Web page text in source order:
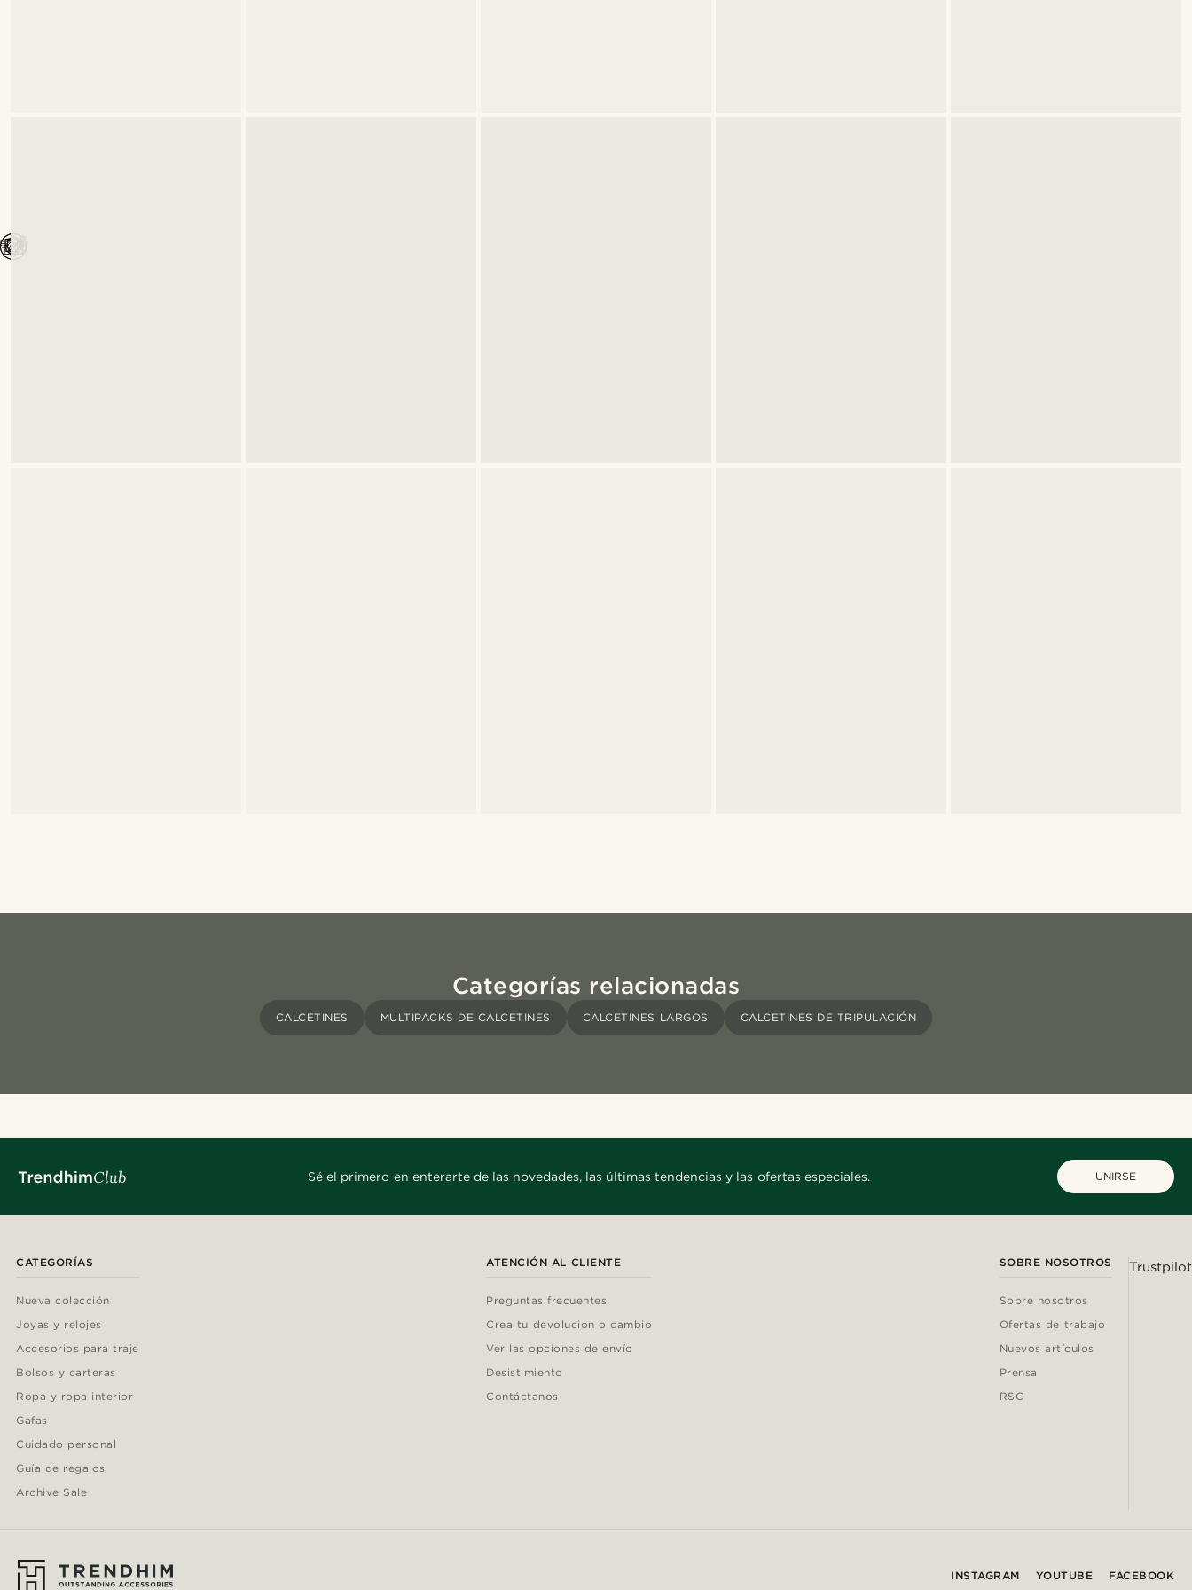
Categorías relacionadas
CALCETINES MULTIPACKS DE CALCETINES CALCETINES LARGOS CALCETINES DE TRIPULACIÓN
Sé el primero en enterarte de las novedades, las últimas tendencias y las ofertas especiales. UNIRSE
CATEGORÍAS
Nueva colección
Joyas y relojes
Accesorios para traje
Bolsos y carteras
Ropa y ropa interior
Gafas
Cuidado personal
Guía de regalos
Archive Sale
ATENCIÓN AL CLIENTE
Preguntas frecuentes
Crea tu devolucion o cambio
Ver las opciones de envío
Desistimiento
Contáctanos
SOBRE NOSOTROS
Sobre nosotros
Ofertas de trabajo
Nuevos artículos
Prensa
RSC
Trustpilot
INSTAGRAM YOUTUBE FACEBOOK